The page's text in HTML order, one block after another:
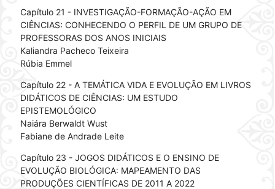
Capítulo 21 - INVESTIGAÇÃO-FORMAÇÃO-AÇÃO EM
CIÊNCIAS: CONHECENDO O PERFIL DE UM GRUPO DE
PROFESSORAS DOS ANOS INICIAIS
Kaliandra Pacheco Teixeira
Rúbia Emmel
Capítulo 22 - A TEMÁTICA VIDA E EVOLUÇÃO EM LIVROS
DIDÁTICOS DE CIÊNCIAS: UM ESTUDO
EPISTEMOLÓGICO
Naiára Berwaldt Wust
Fabiane de Andrade Leite
Capítulo 23 - JOGOS DIDÁTICOS E O ENSINO DE
EVOLUÇÃO BIOLÓGICA: MAPEAMENTO DAS
PRODUÇÕES CIENTÍFICAS DE 2011 A 2022